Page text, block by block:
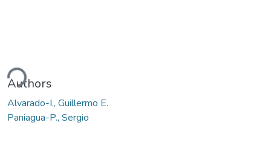
Authors
Alvarado-I., Guillermo E.
Paniagua-P., Sergio